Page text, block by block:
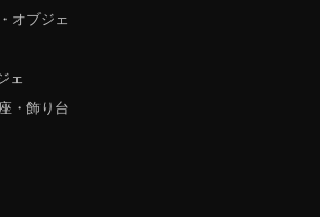
オブジェ
ェ
・飾り台